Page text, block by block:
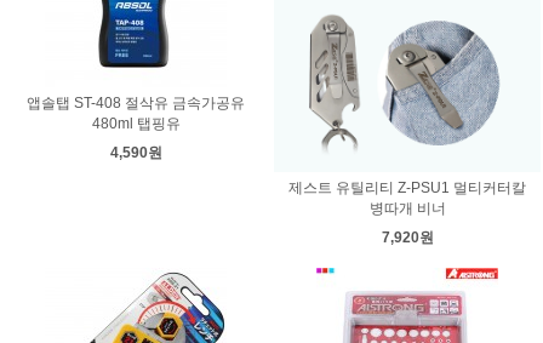
앱솔탭 ST-408 절삭유 금속가공유
480ml 탭핑유
4,590원
제스트 유틸리티 Z-PSU1 멀티커터칼
병따개 비너
7,920원